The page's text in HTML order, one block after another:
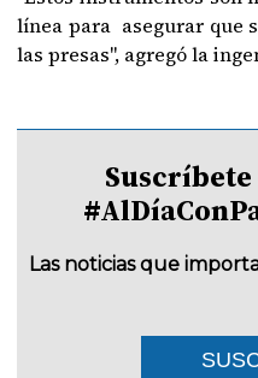
línea para asegurar que
las presas", agregó la
Las noticias que